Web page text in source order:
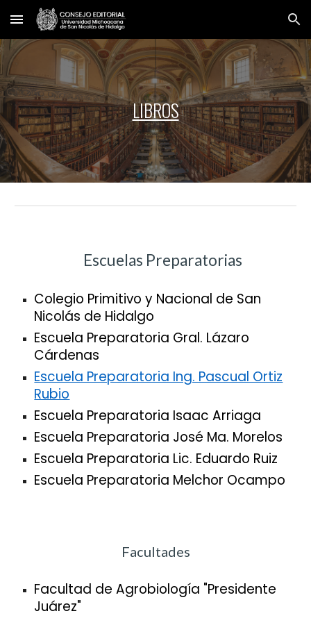
Skip to main content Skip to navigation
LIBROS
Escuelas Preparatorias
Colegio Primitivo y Nacional de San
Nicolás de Hidalgo
Escuela Preparatoria Gral. Lázaro
Cárdenas
Escuela Preparatoria Ing. Pascual Ortiz
Rubio
Escuela Preparatoria Isaac Arriaga
Escuela Preparatoria José Ma. Morelos
Escuela Preparatoria Lic. Eduardo Ruiz
Escuela Preparatoria Melchor Ocampo
Facultades
Facultad de Agrobiología "Presidente
Juárez"